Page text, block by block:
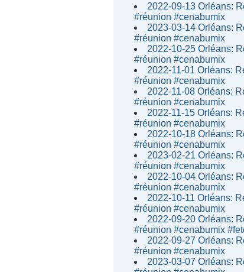
2022-09-13 Orléans:
#réunion #cenabumix
2023-03-14 Orléans:
#réunion #cenabumix
2022-10-25 Orléans:
#réunion #cenabumix
2022-11-01 Orléans:
#réunion #cenabumix
2022-11-08 Orléans:
#réunion #cenabumix
2022-11-15 Orléans:
#réunion #cenabumix
2022-10-18 Orléans:
#réunion #cenabumix
2023-02-21 Orléans:
#réunion #cenabumix
2022-10-04 Orléans:
#réunion #cenabumix
2022-10-11 Orléans:
#réunion #cenabumix
2022-09-20 Orléans:
#réunion #cenabumix
2022-09-27 Orléans:
#réunion #cenabumix
2023-03-07 Orléans: